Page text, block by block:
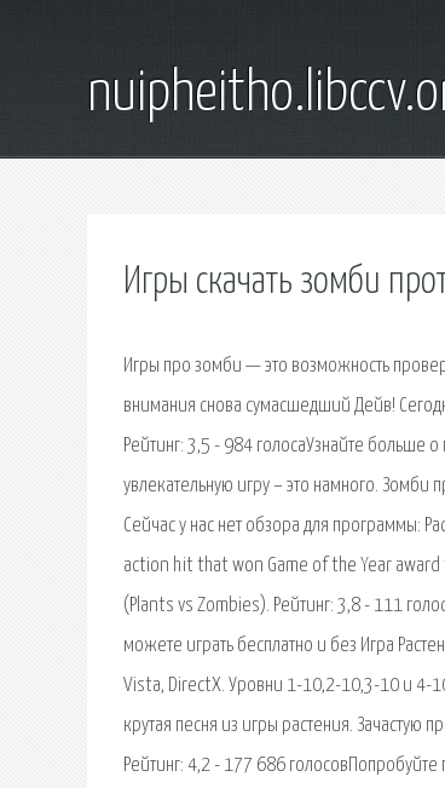
Игры скачать зомби
Игры про зомби — это возможность
внимания снова сумасшедший Дейв!
Рейтинг: 3,5 - 984 голосаУзнайте больше
увлекательную игру – это намного. Зомби
Сейчас у нас нет обзора для программы:
action hit that won Game of the Year award
(Plants vs Zombies). Рейтинг: 3,8 - 111
можете играть бесплатно и без Игра
Vista, DirectX. Уровни 1-10,2-10,3-10 и 4-
крутая песня из игры растения. Зачастую
Рейтинг: 4,2 - 177 686